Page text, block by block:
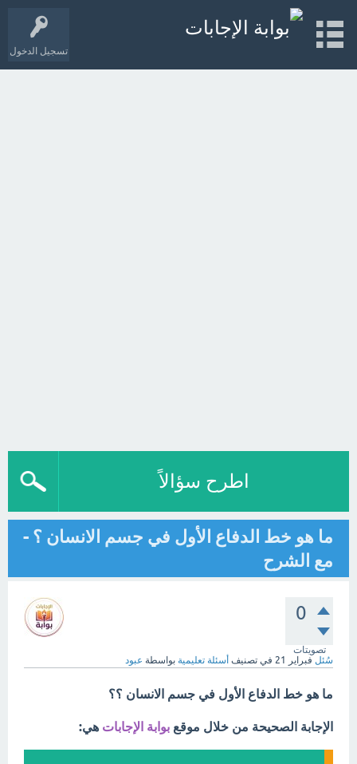
تسجيل الدخول
اطرح سؤالاً
ما ھو خط الدفاع الأول في جسم الانسان ؟ -
مع الشرح
0
تصويتات
سُئل فبراير 21 في تصنيف أسئلة تعليمية بواسطة عبود
ما ھو خط الدفاع الأول في جسم الانسان ؟؟
الإجابة الصحيحة من خلال موقع بوابة الإجابات هي: